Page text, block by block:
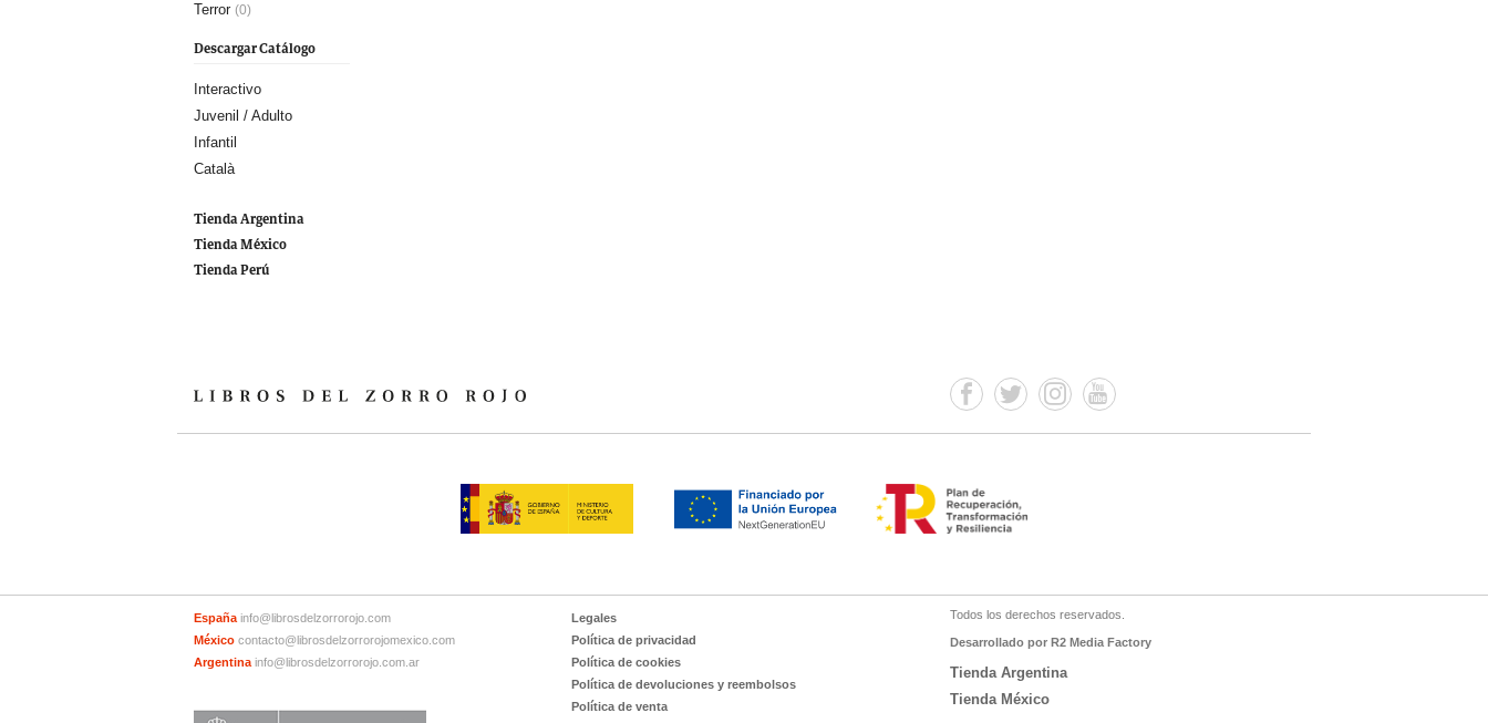
Terror (0)
Descargar Catálogo
Interactivo
Juvenil / Adulto
Infantil
Català
Tienda Argentina
Tienda México
Tienda Perú
España info@librosdelzorrorojo.com
México contacto@librosdelzorrorojomexico.com
Argentina info@librosdelzorrorojo.com.ar
Legales
Política de privacidad
Política de cookies
Política de devoluciones y reembolsos
Política de venta
Todos los derechos reservados.
Desarrollado por R2 Media Factory
Tienda Argentina
Tienda México